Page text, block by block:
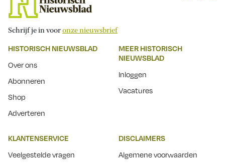
Schrijf je in vooronze nieuwsbrief
HISTORISCH NIEUWSBLAD
Over ons
Abonneren
Shop
Adverteren
MEER HISTORISCH
NIEUWSBLAD
Inloggen
Vacatures
KLANTENSERVICE
Veelgestelde vragen
DISCLAIMERS
Algemene voorwaarden